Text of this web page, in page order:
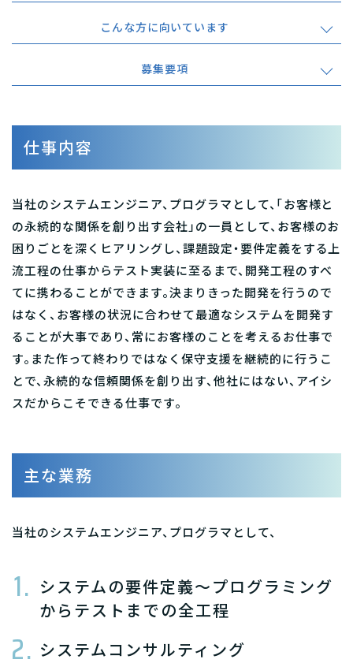
こんな方に向いています
募集要項
仕事内容
当社のシステムエンジニア、プログラマとして、「お客様と
の永続的な関係を創り出す会社」の一員として、お客様のお
困りごとを深くヒアリングし、課題設定・要件定義をする上
流工程の仕事からテスト実装に至るまで、開発工程のすべ
てに携わることができます。決まりきった開発を行うので
はなく、お客様の状況に合わせて最適なシステムを開発す
ることが大事であり、常にお客様のことを考えるお仕事で
す。また作って終わりではなく保守支援を継続的に行うこ
とで、永続的な信頼関係を創り出す、他社にはない、アイシ
スだからこそできる仕事です。
主な業務
当社のシステムエンジニア、プログラマとして、
システムの要件定義～プログラミング
からテストまでの全工程
システムコンサルティング